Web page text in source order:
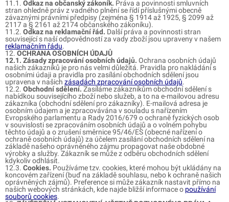
11.1. Odkaz na občanský zákoník. Práva a povinnosti smluvních
stran ohledně práv z vadného plnění se řídí příslušnými obecně
závaznými právními předpisy (zejména § 1914 až 1925, § 2099 až
2117 a § 2161 až 2174 občanského zákoníku).
11.2. Odkaz na reklamační řád. Další práva a povinnosti stran
související s naší odpovědností za vady zboží jsou upraveny v našem
reklamačním řádu.
12. OCHRANA OSOBNÍCH ÚDAJŮ
12.1. Zásady zpracování osobních údajů. Ochrana osobních údajů
našich zákazníků je pro nás velmi důležitá. Pravidla pro nakládání s
osobními údaji a pravidla pro zasílání obchodních sdělení jsou
upravena v našich zásadách zpracování osobních údajů.
12.2. Obchodní sdělení. Zasíláme zákazníkům obchodní sdělení s
nabídkou souvisejícího zboží nebo služeb, a to na e-mailovou adresu
zákazníka (obchodní sdělení pro zákazníky). E-mailová adresa je
osobním údajem a je zpracovávána v souladu s nařízením
Evropského parlamentu a Rady 2016/679 o ochraně fyzických osob
v souvislosti se zpracováním osobních údajů a o volném pohybu
těchto údajů a o zrušení směrnice 95/46/ES (obecné nařízení o
ochraně osobních údajů) za účelem zasílání obchodních sdělení na
základě našeho oprávněného zájmu propagovat naše obdobné
výrobky a služby. Zákazník se může z odběru obchodních sdělení
kdykoliv odhlásit.
12.3. Cookies. Používáme tzv. cookies, které mohou být ukládány na
koncovém zařízení (buď na základě souhlasu, nebo k ochraně našich
oprávněných zájmů). Preference si může zákazník nastavit přímo na
našich webových stránkách, kde najde bližší informace o používání
souborů cookies.